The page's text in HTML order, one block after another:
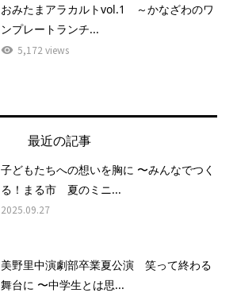
おみたまアラカルトvol.1 ～かなざわのワ
ンプレートランチ...
5,172 views
最近の記事
子どもたちへの想いを胸に 〜みんなでつく
る！まる市 夏のミニ...
2025.09.27
美野里中演劇部卒業夏公演 笑って終わる
舞台に 〜中学生とは思...